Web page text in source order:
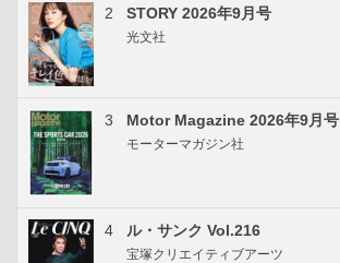
2 STORY 2026年9月号
光文社
3 Motor Magazine 2026年9月号
モーターマガジン社
4 ル・サンク Vol.216
宝塚クリエイティブアーツ